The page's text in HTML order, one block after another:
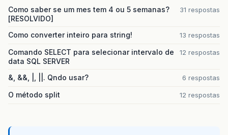
Como saber se um mes tem 4 ou 5 semanas?
[RESOLVIDO]
31 respostas
Como converter inteiro para string! 13 respostas
Comando SELECT para selecionar intervalo de
data SQL SERVER
12 respostas
&, &&, |, ||. Qndo usar? 6 respostas
O método split 12 respostas